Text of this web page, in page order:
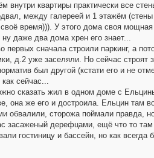
внутри квартиры практически все
между галереей и 1 этажём
время))). У этого дома своя
даже два дома хрен его знает...
первых сначала строили паркинг, а
д.2 уже заселяли. Но сейчас
был другой (кстати его и не
сейчас...
сказать жил в одном доме с
она же его и достроила. Ельцин там
обвалили, сторожа поймали правда,
засаженый дерефцами, ещё что то
гостиницу и бассейн, но как